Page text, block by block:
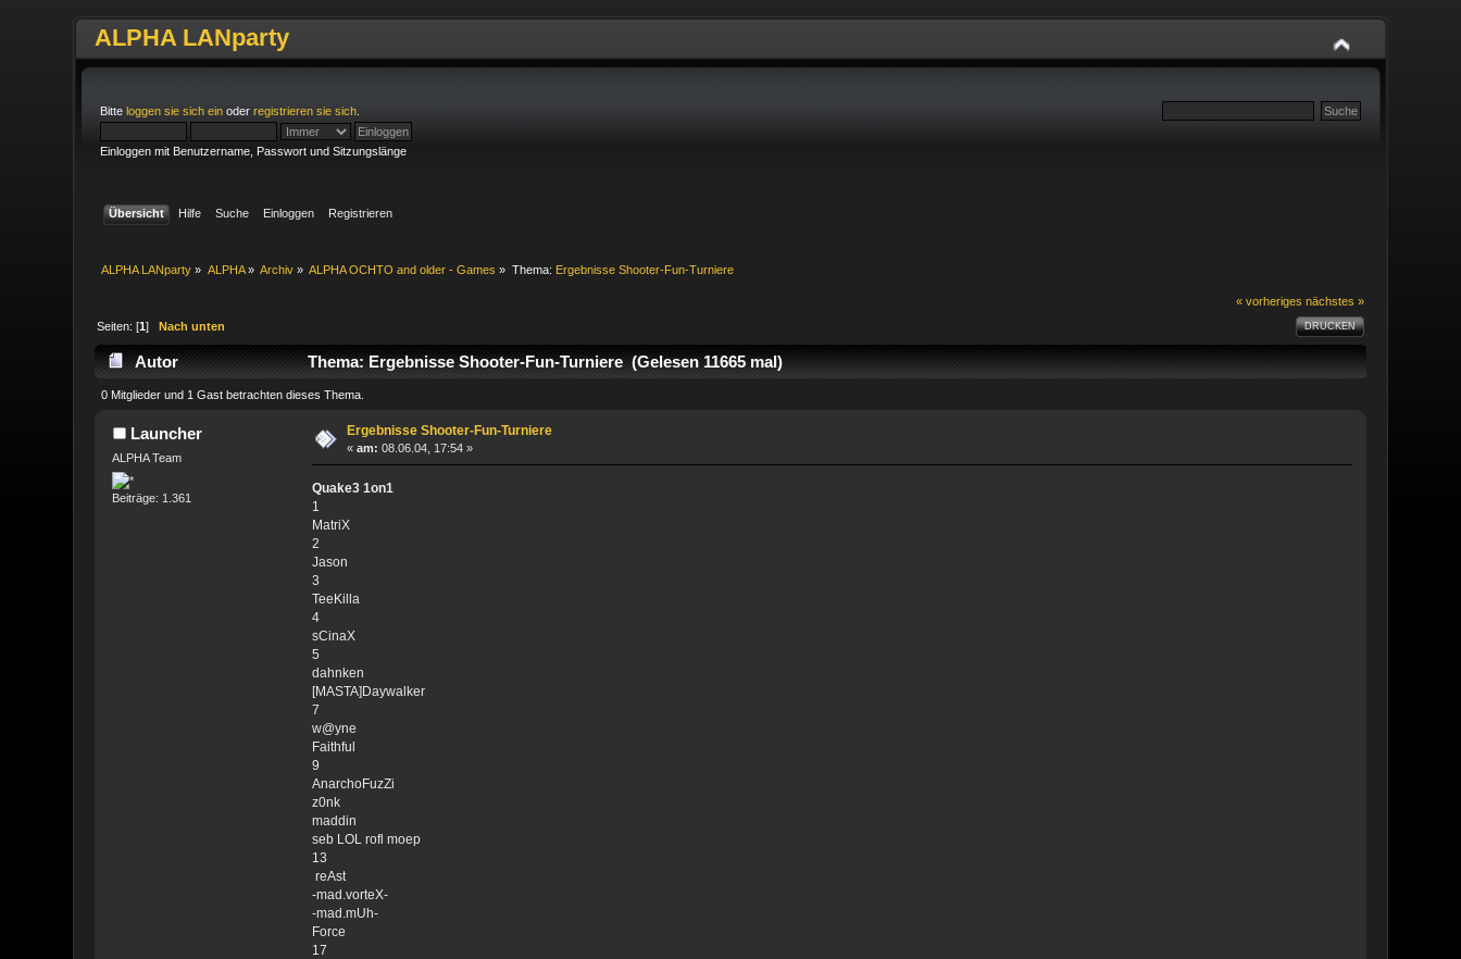
ALPHA LANparty
Bitteloggen sie sich ein oderregistrieren sie sich
Einloggen mit Benutzername, Passwort und Sitzungslänge
Übersicht Hilfe Suche Einloggen Registrieren
ALPHA LANparty » ALPHA» Archiv » ALPHA OCHTO and older - Games » Thema: Ergebnisse Shooter-Fun-Turniere
« vorheriges nächstes »
DRUCKEN
Seiten: [1]Nach unten
Autor Thema: Ergebnisse Shooter-Fun-Turniere (Gelesen 11665 mal)
0 Mitglieder und 1 Gast betrachten dieses Thema.
Launcher
ALPHA Team
Beiträge: 1.361
Ergebnisse Shooter-Fun-Turniere
«am: 08.06.04, 17:54 »
Quake3 1on1
1
MatriX
2
Jason
3
TeeKilla
4
sCinaX
5
dahnken
[MASTA]Daywalker
7
w@yne
Faithful
9
AnarchoFuzZi
z0nk
maddin
seb LOL rofl moep
13
reAst
-mad.vorteX-
-mad.mUh-
Force
17